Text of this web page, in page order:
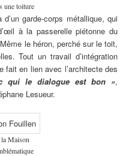
une toiture
garde-corps métallique, qui
à la passerelle piétonne du
le héron, perché sur le toit,
Tout un travail d’intégration
fait en lien avec l’architecte des
qui le dialogue est bon »,
Lesueur.
la Maison